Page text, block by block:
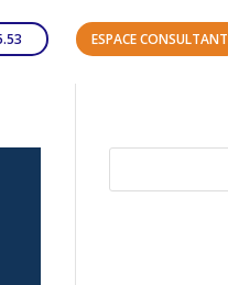
ESPACE CONSULTANT